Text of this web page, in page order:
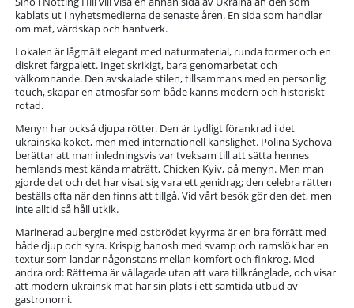
kablats ut i nyhetsmedierna de senaste åren. En sida som handlar
om mat, värdskap och hantverk.
Lokalen är lågmält elegant med naturmaterial, runda former och en
diskret färgpalett. Inget skrikigt, bara genomarbetat och
välkomnande. Den avskalade stilen, tillsammans med en personlig
touch, skapar en atmosfär som både känns modern och historiskt
rotad.
Menyn har också djupa rötter. Den är tydligt förankrad i det
ukrainska köket, men med internationell känslighet. Polina Sychova
berättar att man inledningsvis var tveksam till att sätta hennes
hemlands mest kända maträtt, Chicken Kyiv, på menyn. Men man
gjorde det och det har visat sig vara ett genidrag; den celebra rätten
beställs ofta när den finns att tillgå. Vid vårt besök gör den det, men
inte alltid så håll utkik.
Marinerad aubergine med ostbrödet kyyrma är en bra förrätt med
både djup och syra. Krispig banosh med svamp och ramslök har en
textur som landar någonstans mellan komfort och finkrog. Med
andra ord: Rätterna är vällagade utan att vara tillkrånglade, och visar
att modern ukrainsk mat har sin plats i ett samtida utbud av
gastronomi.